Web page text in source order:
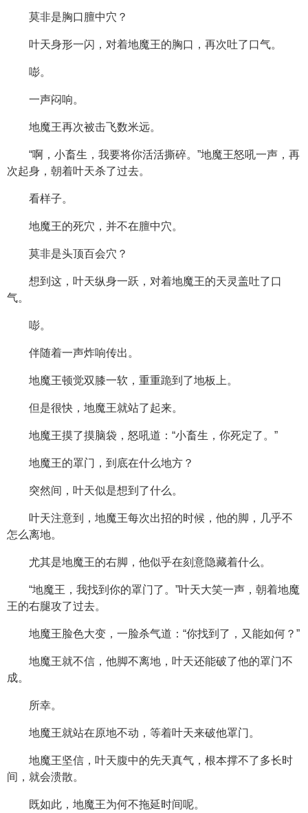
莫非是胸口膻中穴？
叶天身形一闪，对着地魔王的胸口，再次吐了口气。
嘭。
一声闷响。
地魔王再次被击飞数米远。
“啊，小畜生，我要将你活活撕碎。”地魔王怒吼一声，再
次起身，朝着叶天杀了过去。
看样子。
地魔王的死穴，并不在膻中穴。
莫非是头顶百会穴？
想到这，叶天纵身一跃，对着地魔王的天灵盖吐了口
气。
嘭。
伴随着一声炸响传出。
地魔王顿觉双膝一软，重重跪到了地板上。
但是很快，地魔王就站了起来。
地魔王摸了摸脑袋，怒吼道：“小畜生，你死定了。”
地魔王的罩门，到底在什么地方？
突然间，叶天似是想到了什么。
叶天注意到，地魔王每次出招的时候，他的脚，几乎不
怎么离地。
尤其是地魔王的右脚，他似乎在刻意隐藏着什么。
“地魔王，我找到你的罩门了。”叶天大笑一声，朝着地魔
王的右腿攻了过去。
地魔王脸色大变，一脸杀气道：“你找到了，又能如何？”
地魔王就不信，他脚不离地，叶天还能破了他的罩门不
成。
所幸。
地魔王就站在原地不动，等着叶天来破他罩门。
地魔王坚信，叶天腹中的先天真气，根本撑不了多长时
间，就会溃散。
既如此，地魔王为何不拖延时间呢。